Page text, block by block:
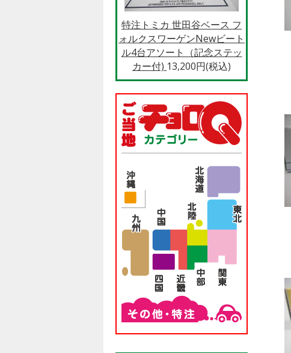
特注トミカ 世田谷ベース フ
ォルクスワーゲンNewビート
ル4台アソート（記念ステッ
カー付) 13,200円(税込)